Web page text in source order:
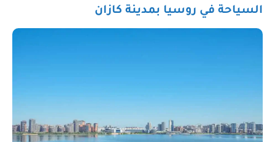
السياحة في روسيا بمدينة كازان